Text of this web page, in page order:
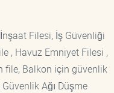
Filesi, İş Güvenliği
, Havuz Emniyet Filesi ,
file, Balkon için güvenlik
Ağı Düşme